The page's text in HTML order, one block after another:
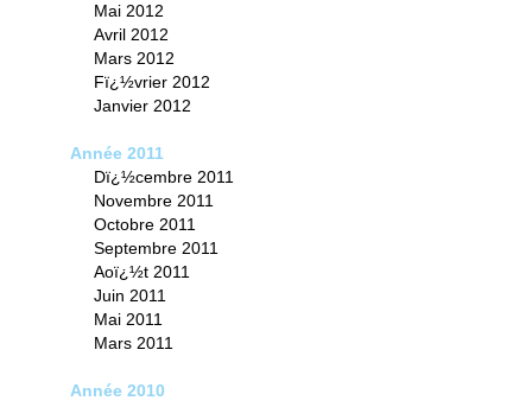
Mai 2012
Avril 2012
Mars 2012
Fï¿½vrier 2012
Janvier 2012
Année 2011
Dï¿½cembre 2011
Novembre 2011
Octobre 2011
Septembre 2011
Aoï¿½t 2011
Juin 2011
Mai 2011
Mars 2011
Année 2010